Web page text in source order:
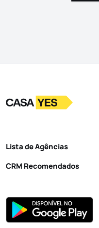
LogoIr para a homepage
Lista de Agências
CRM Recomendados